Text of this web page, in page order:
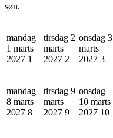
søn.
mandag
1 marts
2027 1
tirsdag 2
marts
2027 2
onsdag 3
marts
2027 3
mandag
8 marts
2027 8
tirsdag 9
marts
2027 9
onsdag
10 marts
2027 10